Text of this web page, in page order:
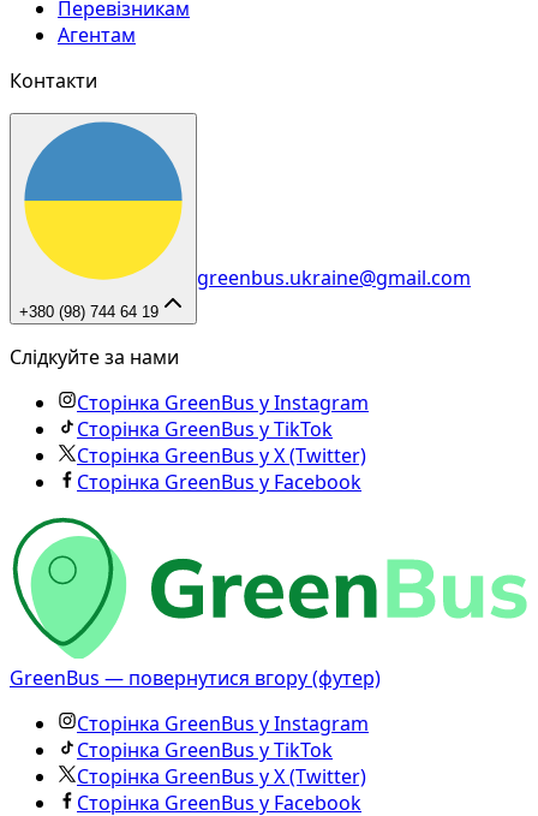
Перевізникам
Агентам
Контакти
+380 (98) 744 64 19
greenbus.ukraine@gmail.com
Слідкуйте за нами
Сторінка GreenBus у Instagram
Сторінка GreenBus у TikTok
Сторінка GreenBus у X (Twitter)
Сторінка GreenBus у Facebook
GreenBus — повернутися вгору (футер)
Сторінка GreenBus у Instagram
Сторінка GreenBus у TikTok
Сторінка GreenBus у X (Twitter)
Сторінка GreenBus у Facebook